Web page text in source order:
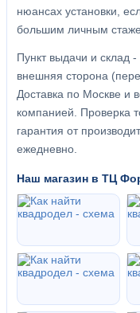
нюансах установки,
большим личным
Пункт выдачи и
внешняя сторона
Доставка по Москве и
компанией. Проверка
гарантия от
ежедневно.
Наш магазин в ТЦ